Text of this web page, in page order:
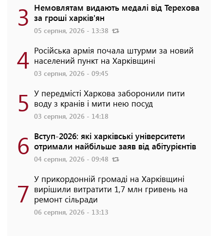
3 Немовлятам видають медалі від Терехова
за гроші харків'ян
05 серпня, 2026 - 13:38
4 Російська армія почала штурми за новий
населений пункт на Харківщині
03 серпня, 2026 - 09:45
5 У передмісті Харкова заборонили пити
воду з кранів і мити нею посуд
03 серпня, 2026 - 14:18
6 Вступ-2026: які харківські університети
отримали найбільше заяв від абітурієнтів
04 серпня, 2026 - 09:48
7 У прикордонній громаді на Харківщині
вирішили витратити 1,7 млн гривень на
ремонт сільради
06 серпня, 2026 - 13:13